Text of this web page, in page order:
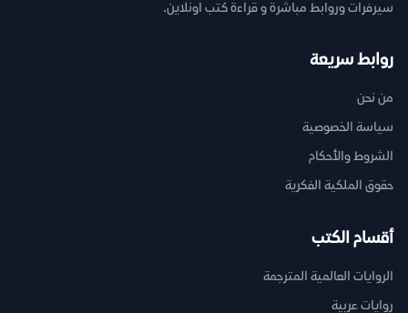
سيرفرات وروابط مباشرة و قراءة كتب اونلاين.
روابط سريعة
من نحن
سياسة الخصوصية
الشروط والأحكام
حقوق الملكية الفكرية
أقسام الكتب
الروايات العالمية المترجمة
روايات عربية